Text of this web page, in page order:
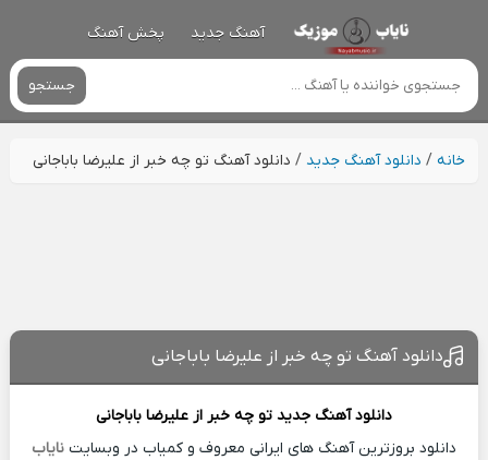
آهنگ جدید پخش آهنگ
جستجو
خانه/ دانلود آهنگ جدید / دانلود آهنگ تو چه خبر از علیرضا باباجانی
دانلود آهنگ تو چه خبر از علیرضا باباجانی
دانلود آهنگ جدید تو چه خبر از علیرضا باباجانی
دانلود بروزترین آهنگ های ایرانی معروف و کمیاب در وبسایت نایاب